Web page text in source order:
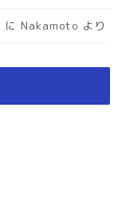
に Nakamoto より